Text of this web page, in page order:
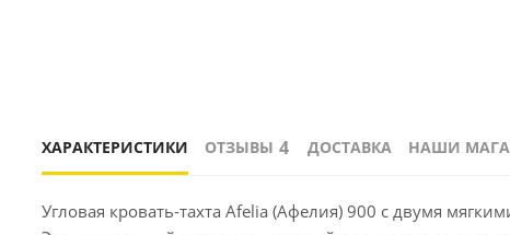
ХАРАКТЕРИСТИКИ ОТЗЫВЫ 4 ДОСТАВКА НАШИ
Угловая кровать-тахта Afelia (Афелия) 900 с двумя